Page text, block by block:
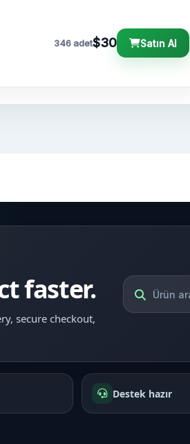
346 adet$30 Satın Al
faster.
secure checkout,
Destek hazır